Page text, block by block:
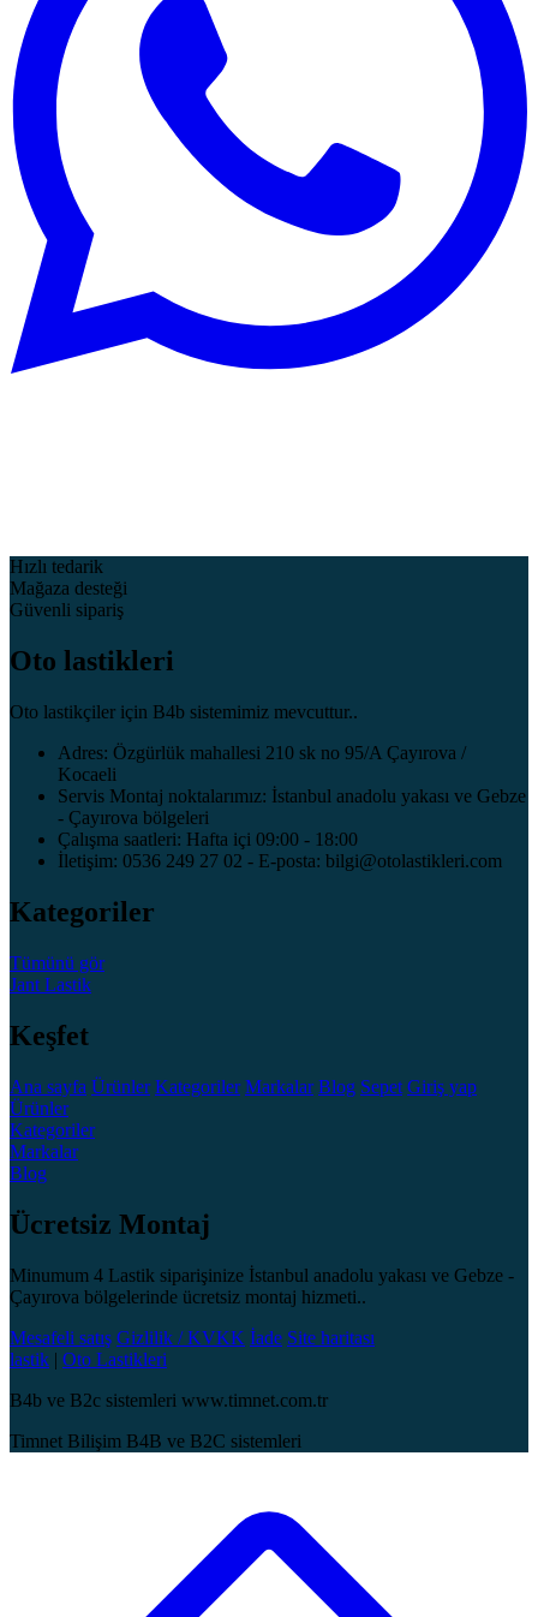
Hızlı tedarik
Mağaza desteği
Güvenli sipariş
Oto lastikleri
Oto lastikçiler için B4b sistemimiz mevcuttur..
Adres: Özgürlük mahallesi 210 sk no 95/A Çayırova /
Kocaeli
Servis Montaj noktalarımız: İstanbul anadolu yakası ve Gebze
- Çayırova bölgeleri
Çalışma saatleri: Hafta içi 09:00 - 18:00
İletişim: 0536 249 27 02 - E-posta: bilgi@otolastikleri.com
Kategoriler
Tümünü gör
Jant Lastik
Keşfet
Ana sayfa Ürünler Kategoriler Markalar Blog Sepet Giriş yap
Ürünler
Kategoriler
Markalar
Blog
Ücretsiz Montaj
Minumum 4 Lastik siparişinize İstanbul anadolu yakası ve Gebze -
Çayırova bölgelerinde ücretsiz montaj hizmeti..
Mesafeli satış Gizlilik / KVKK İade Site haritası
lastik | Oto Lastikleri
B4b ve B2c sistemleri www.timnet.com.tr
Timnet Bilişim B4B ve B2C sistemleri